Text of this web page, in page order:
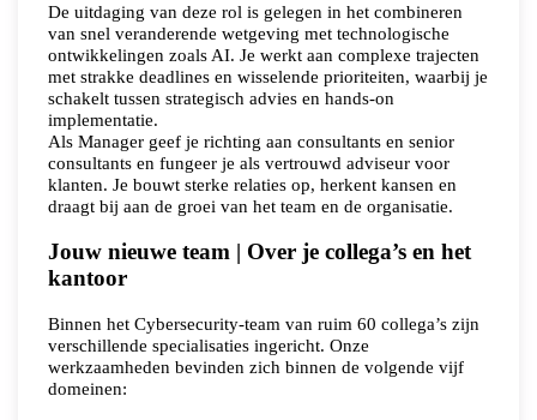
De uitdaging van deze rol is gelegen in het combineren
van snel veranderende wetgeving met technologische
ontwikkelingen zoals AI. Je werkt aan complexe trajecten
met strakke deadlines en wisselende prioriteiten, waarbij je
schakelt tussen strategisch advies en hands-on
implementatie.
Als Manager geef je richting aan consultants en senior
consultants en fungeer je als vertrouwd adviseur voor
klanten. Je bouwt sterke relaties op, herkent kansen en
draagt bij aan de groei van het team en de organisatie.
Jouw nieuwe team | Over je collega’s en het
kantoor
Binnen het Cybersecurity-team van ruim 60 collega’s zijn
verschillende specialisaties ingericht. Onze
werkzaamheden bevinden zich binnen de volgende vijf
domeinen: